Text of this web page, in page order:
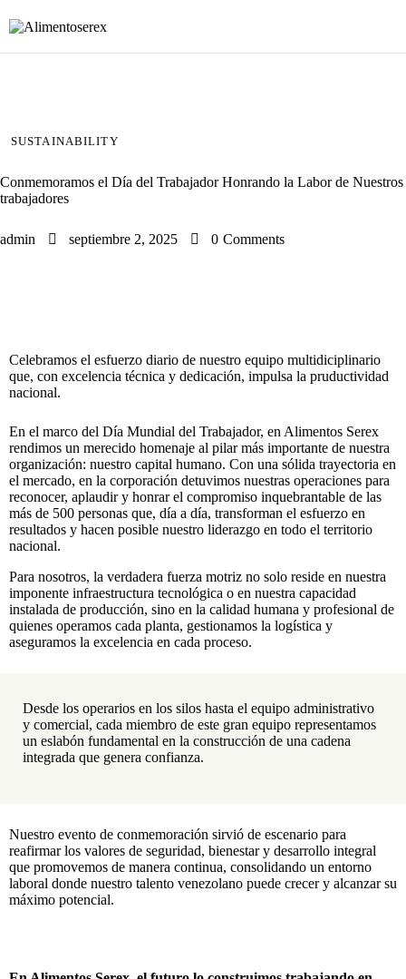
SUSTAINABILITY
Conmemoramos el Día del Trabajador Honrando la Labor de Nuestros
trabajadores
admin septiembre 2, 2025 0 Comments
Celebramos el esfuerzo diario de nuestro equipo multidiciplinario
que, con excelencia técnica y dedicación, impulsa la pruductividad
nacional.
En el marco del Día Mundial del Trabajador, en Alimentos Serex
rendimos un merecido homenaje al pilar más importante de nuestra
organización: nuestro capital humano. Con una sólida trayectoria en
el mercado, en la corporación detuvimos nuestras operaciones para
reconocer, aplaudir y honrar el compromiso inquebrantable de las
más de 500 personas que, día a día, transforman el esfuerzo en
resultados y hacen posible nuestro liderazgo en todo el territorio
nacional.
Para nosotros, la verdadera fuerza motriz no solo reside en nuestra
imponente infraestructura tecnológica o en nuestra capacidad
instalada de producción, sino en la calidad humana y profesional de
quienes operamos cada planta, gestionamos la logística y
aseguramos la excelencia en cada proceso.
Desde los operarios en los silos hasta el equipo administrativo
y comercial, cada miembro de este gran equipo representamos
un eslabón fundamental en la construcción de una cadena
integrada que genera confianza.
Nuestro evento de conmemoración sirvió de escenario para
reafirmar los valores de seguridad, bienestar y desarrollo integral
que promovemos de manera continua, consolidando un entorno
laboral donde nuestro talento venezolano puede crecer y alcanzar su
máximo potencial.